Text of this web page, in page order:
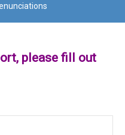
please fill out